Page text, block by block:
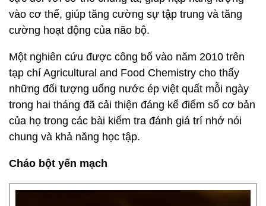
vào cơ thể, giúp tăng cường sự tập trung và tăng
cường hoạt động của não bộ.
Một nghiên cứu được công bố vào năm 2010 trên
tạp chí Agricultural and Food Chemistry cho thấy
những đối tượng uống nước ép việt quất mỗi ngày
trong hai tháng đã cải thiện đáng kể điểm số cơ bản
của họ trong các bài kiểm tra đánh giá trí nhớ nói
chung và khả năng học tập.
Cháo bột yến mạch